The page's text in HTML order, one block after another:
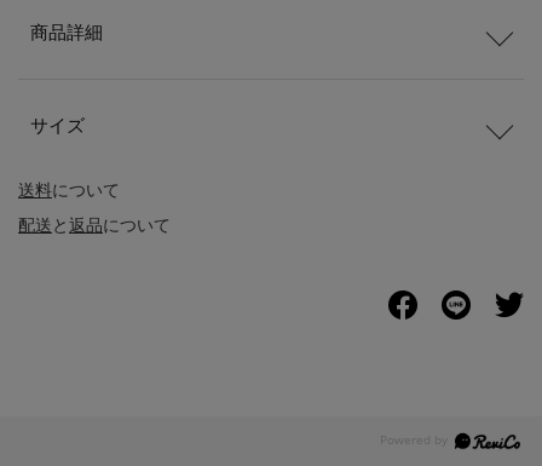
送料について
配送と返品について
商品詳細
サイズ